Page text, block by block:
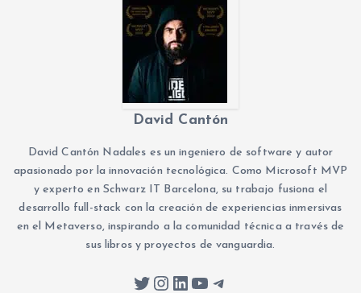
David Cantón
David Cantón Nadales es un ingeniero de software y autor
apasionado por la innovación tecnológica. Como Microsoft MVP
y experto en Schwarz IT Barcelona, su trabajo fusiona el
desarrollo full-stack con la creación de experiencias inmersivas
en el Metaverso, inspirando a la comunidad técnica a través de
sus libros y proyectos de vanguardia.
Twitter Instagram LinkedIn YouTube Telegram